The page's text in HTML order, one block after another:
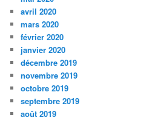
avril 2020
mars 2020
février 2020
janvier 2020
décembre 2019
novembre 2019
octobre 2019
septembre 2019
août 2019